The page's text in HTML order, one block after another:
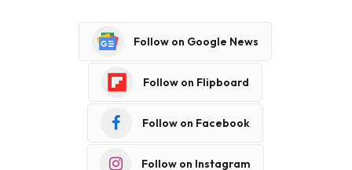
Follow on Google News
Follow on Flipboard
Follow on Facebook
Follow on Instagram